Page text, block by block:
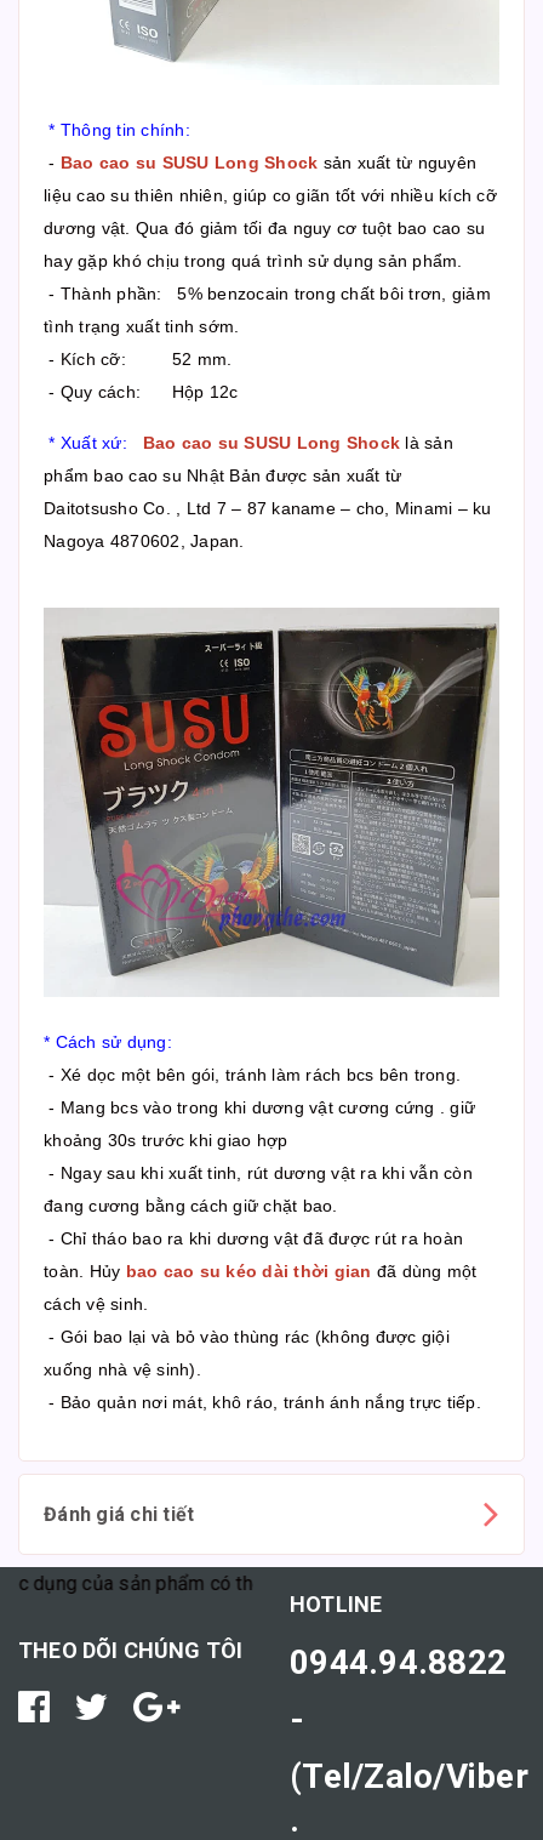
* Thông tin chính:
- Bao cao su SUSU Long Shock sản xuất từ nguyên
liệu cao su thiên nhiên, giúp co giãn tốt với nhiều kích cỡ
dương vật. Qua đó giảm tối đa nguy cơ tuột bao cao su
hay gặp khó chịu trong quá trình sử dụng sản phẩm.
- Thành phần: 5% benzocain trong chất bôi trơn, giảm
tình trạng xuất tinh sớm.
- Kích cỡ: 52 mm.
- Quy cách: Hộp 12c
* Xuất xứ: Bao cao su SUSU Long Shock là sản
phẩm bao cao su Nhật Bản được sản xuất từ
Daitotsusho Co. , Ltd 7 – 87 kaname – cho, Minami – ku
Nagoya 4870602, Japan.
* Cách sử dụng:
- Xé dọc một bên gói, tránh làm rách bcs bên trong.
- Mang bcs vào trong khi dương vật cương cứng . giữ
khoảng 30s trước khi giao hợp
- Ngay sau khi xuất tinh, rút dương vật ra khi vẫn còn
đang cương bằng cách giữ chặt bao.
- Chỉ tháo bao ra khi dương vật đã được rút ra hoàn
toàn. Hủy bao cao su kéo dài thời gian đã dùng một
cách vệ sinh.
- Gói bao lại và bỏ vào thùng rác (không được giội
xuống nhà vệ sinh).
- Bảo quản nơi mát, khô ráo, tránh ánh nắng trực tiếp.
Đánh giá chi tiết
của sản phẩm có thể tùy thuộc vào cơ địa mỗi người."
THEO DÕI CHÚNG TÔI
HOTLINE
0944.94.8822
-
(Tel/Zalo/Viber